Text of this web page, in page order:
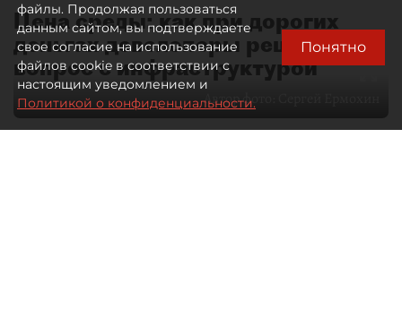
Цена среды: как при дорогих
деньгах девелоперы решают
вопрос с инфраструктурой
Автор фото:
файлы. Продолжая пользоваться
данным сайтом, вы подтверждаете
свое согласие на использование
файлов cookie в соответствии с
настоящим уведомлением и
Политикой о конфиденциальности.
Понятно